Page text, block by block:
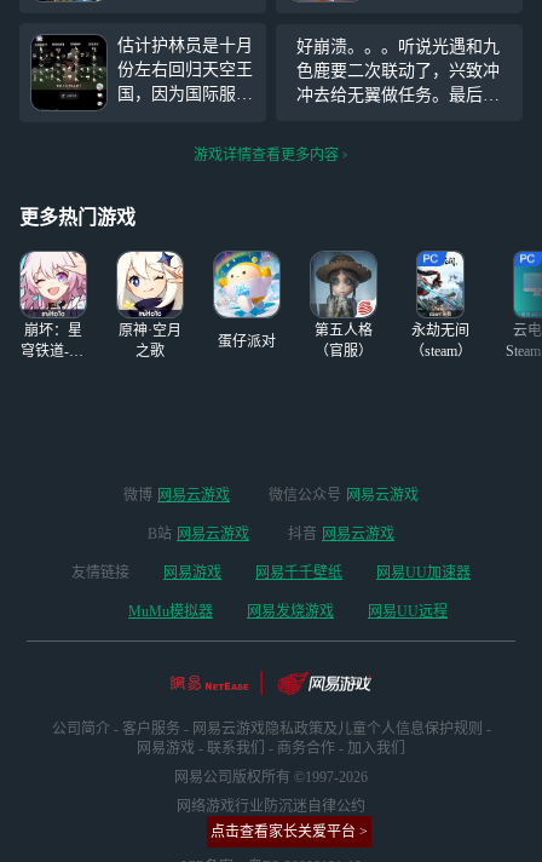
祖在二楼（p3 记
得7-11领取限定鸭
舌帽 完成任务可
抽取白底tgc
这个尖角斗篷染色
\(≧▽≦)/ 方案：
黑黑+蓝青/蓝蓝 换
了黑脸的光崽终于
估计护林员是十月
份左右回归天空王
国，因为国际服的
十月份回归，国服
国际服的周年庆同
最后国服确定本次
先祖，复刻时间未
公布。 光遇国服
的四位元老级先
祖，螃蟹舞
好崩溃。。。听说光遇和九
色鹿要二次联动了，兴致冲
冲去给无翼做任务。最后一
上快碰到冥龙了结果这个九
游戏详情查看更多内容
更多热门游戏
崩坏：星
穹铁道-4.4
原神·空月
之歌
蛋仔派对
第五人格
（官服）
永劫无间
（steam）
云
微博 网易云游戏 微信公众号 网易云游戏
B站 网易云游戏 抖音 网易云游戏
友情链接 网易游戏 网易千千壁纸 网易UU加速器
MuMu模拟器 网易发烧游戏 网易UU远程
公司简介 - 客户服务 - 网易云游戏隐私政策及儿童个人信息保护规则 -
网易游戏 - 联系我们 - 商务合作 - 加入我们
网易公司版权所有 ©1997-2026
网络游戏行业防沉迷自律公约
点击查看家长关爱平台 >